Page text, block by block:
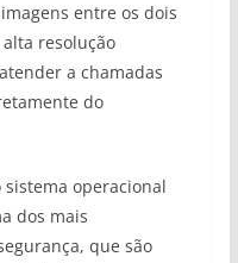
entre os dois
resolução
a chamadas
do
sistema operacional
dos mais
que são